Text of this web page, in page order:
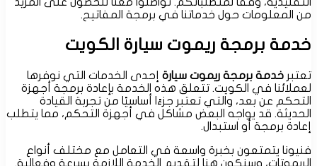
من المعلومات حول خدماتنا في برمجة المفاتيح.
خدمة برمجة ريموت سيارة الكويت
تعتبر خدمة برمجة ريموت سيارة إحدى الخدمات التي نوفرها
لعملائنا في الكويت. تتعلق هذه الخدمة بإعادة برمجة أجهزة
التحكم عن بعد، والتي تعتبر جزءًا أساسيًا من تجربة القيادة
الحديثة. قد يواجه البعض مشاكل في أجهزة التحكم، مما يتطلب
إعادة برمجة أو استبدال.
فنيونا يتمتعون بخبرة واسعة في التعامل مع مختلف أنواع
الريموتات، وسنكون هنا لتقديم الخدمة اللازمة بسرعة وفعالية.